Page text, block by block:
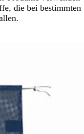
die bei bestimmten